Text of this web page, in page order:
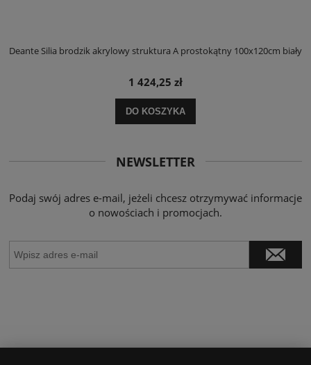
Deante Silia brodzik akrylowy struktura A prostokątny 100x120cm biały
1 424,25 zł
DO KOSZYKA
NEWSLETTER
Podaj swój adres e-mail, jeżeli chcesz otrzymywać informacje
o nowościach i promocjach.